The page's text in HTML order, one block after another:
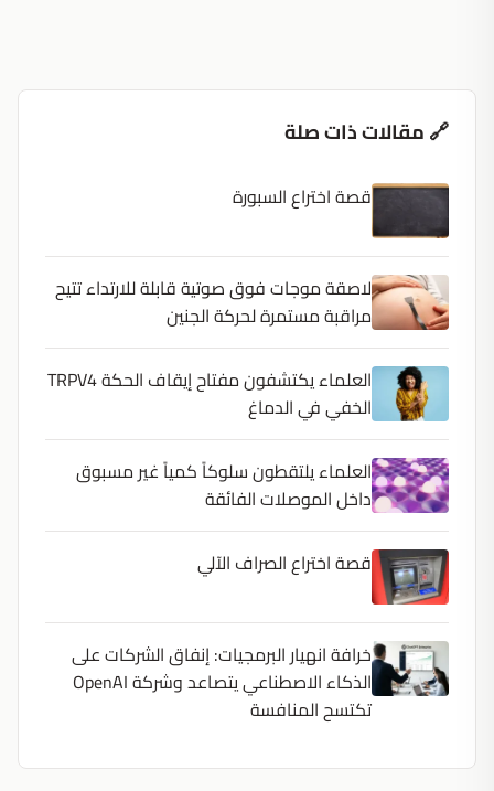
🔗 مقالات ذات صلة
قصة اختراع السبورة
لاصقة موجات فوق صوتية قابلة للارتداء تتيح
مراقبة مستمرة لحركة الجنين
العلماء يكتشفون مفتاح إيقاف الحكة TRPV4
الخفي في الدماغ
العلماء يلتقطون سلوكاً كمياً غير مسبوق
داخل الموصلات الفائقة
قصة اختراع الصراف الآلي
خرافة انهيار البرمجيات: إنفاق الشركات على
الذكاء الاصطناعي يتصاعد وشركة OpenAI
تكتسح المنافسة